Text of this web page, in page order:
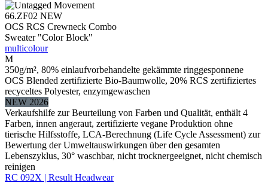
66.ZF02 NEW
OCS RCS Crewneck Combo
Sweater "Color Block"
multicolour
M
350g/m², 80% einlaufvorbehandelte gekämmte ringgesponnene
OCS Blended zertifizierte Bio-Baumwolle, 20% RCS zertifiziertes
recyceltes Polyester, enzymgewaschen
NEW 2026
Verkaufshilfe zur Beurteilung von Farben und Qualität, enthält 4
Farben, innen angeraut, zertifizierte vegane Produktion ohne
tierische Hilfsstoffe, LCA-Berechnung (Life Cycle Assessment) zur
Bewertung der Umweltauswirkungen über den gesamten
Lebenszyklus, 30° waschbar, nicht trocknergeeignet, nicht chemisch
reinigen
RC 092X | Result Headwear